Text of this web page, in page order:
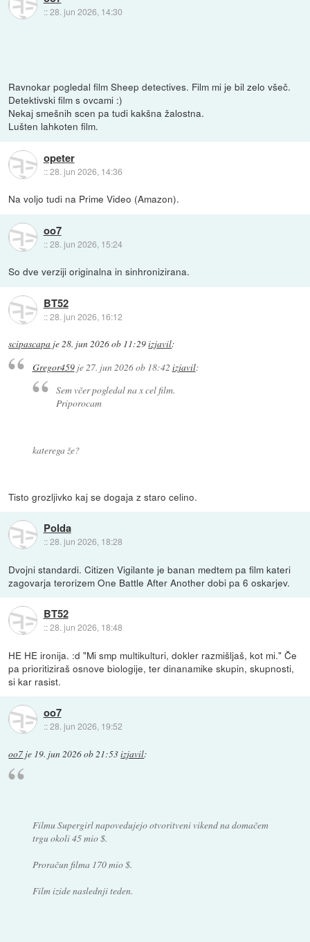
::28. jun 2026, 14:30
Ravnokar pogledal film Sheep detectives. Film mi je bil zelo všeč.
Detektivski film s ovcami :)
Nekaj smešnih scen pa tudi kakšna žalostna.
Lušten lahkoten film.
opeter
::28. jun 2026, 14:36
Na voljo tudi na Prime Video (Amazon).
oo7
::28. jun 2026, 15:24
So dve verziji originalna in sinhronizirana.
BT52
::28. jun 2026, 16:12
scipascapa je28. jun 2026 ob 11:29izjavil:
Gregor459je27. jun 2026 ob 18:42 izjavil:
Sem včer pogledal na x cel film.
Priporocam
katerega že?
Tisto grozljivko kaj se dogaja z staro celino.
Polda
::28. jun 2026, 18:28
Dvojni standardi. Citizen Vigilante je banan medtem pa film kateri
zagovarja terorizem One Battle After Another dobi pa 6 oskarjev.
BT52
::28. jun 2026, 18:48
HE HE ironija. :d "Mi smp multikulturi, dokler razmišljaš, kot mi." Če
pa prioritiziraš osnove biologije, ter dinanamike skupin, skupnosti,
si kar rasist.
oo7
::28. jun 2026, 19:52
oo7 je 19. jun 2026 ob 21:53izjavil:
Filmu Supergirl napovedujejo otvoritveni vikend na domačem
trgu okoli 45 mio $.
Proračun filma 170 mio $.
Film izide naslednji teden.